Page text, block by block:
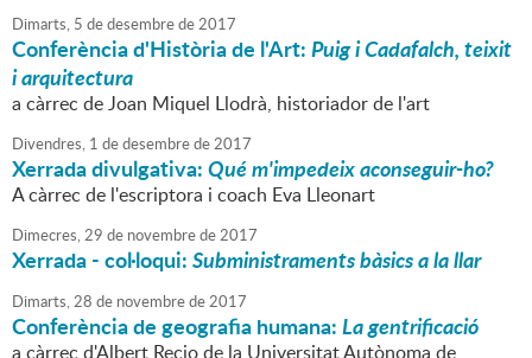
Dimarts, 5 dedesembrede2017
Conferència d'Història de l'Art:Puig i Cadafalch, teixit
i arquitectura
a càrrec de Joan Miquel Llodrà, historiador de l'art
Divendres, 1 dedesembrede2017
Xerrada divulgativa:Qué m'impedeix aconseguir-ho?
A càrrec de l'escriptora i coach Eva Lleonart
Dimecres,29 de novembrede2017
Xerrada - col·loqui:Subministraments bàsics a la llar
Dimarts,28 de novembrede2017
Conferència de geografia humana:La gentrificació
a càrrec d'Albert Recio de la Universitat Autònoma de